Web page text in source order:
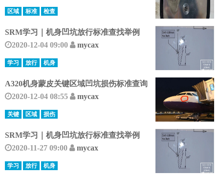
区域 标准 检查
SRM学习｜机身凹坑放行标准查找举例
2020-12-04 09:00
mycax
学习 放行 机身
A320机身蒙皮关键区域凹坑损伤标准查询
2020-12-04 08:55
mycax
关键 区域 损伤
SRM学习｜机身凹坑放行标准查找举例
2020-11-27 09:00
mycax
学习 放行 机身